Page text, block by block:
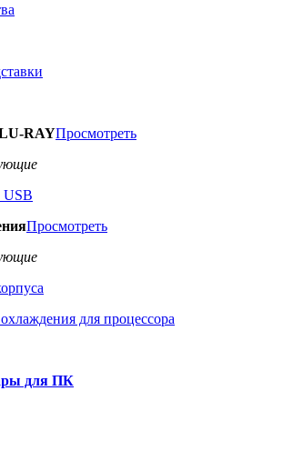
RAYПросмотреть
Просмотреть
для процессора
для ПК